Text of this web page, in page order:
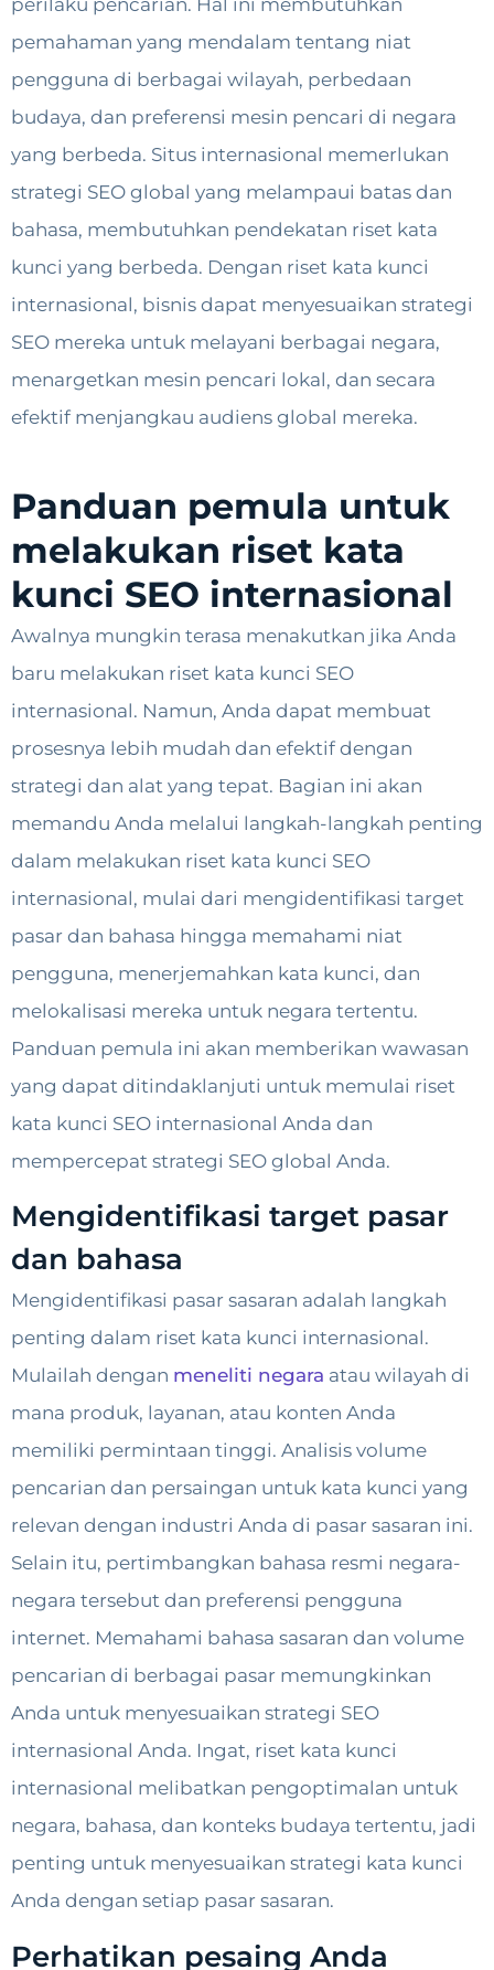
pemahaman yang mendalam tentang niat
pengguna di berbagai wilayah, perbedaan
budaya, dan preferensi mesin pencari di negara
yang berbeda. Situs internasional memerlukan
strategi SEO global yang melampaui batas dan
bahasa, membutuhkan pendekatan riset kata
kunci yang berbeda. Dengan riset kata kunci
internasional, bisnis dapat menyesuaikan strategi
SEO mereka untuk melayani berbagai negara,
menargetkan mesin pencari lokal, dan secara
efektif menjangkau audiens global mereka.
Panduan pemula untuk
melakukan riset kata
kunci SEO internasional
Awalnya mungkin terasa menakutkan jika Anda
baru melakukan riset kata kunci SEO
internasional. Namun, Anda dapat membuat
prosesnya lebih mudah dan efektif dengan
strategi dan alat yang tepat. Bagian ini akan
memandu Anda melalui langkah-langkah penting
dalam melakukan riset kata kunci SEO
internasional, mulai dari mengidentifikasi target
pasar dan bahasa hingga memahami niat
pengguna, menerjemahkan kata kunci, dan
melokalisasi mereka untuk negara tertentu.
Panduan pemula ini akan memberikan wawasan
yang dapat ditindaklanjuti untuk memulai riset
kata kunci SEO internasional Anda dan
mempercepat strategi SEO global Anda.
Mengidentifikasi target pasar
dan bahasa
Mengidentifikasi pasar sasaran adalah langkah
penting dalam riset kata kunci internasional.
Mulailah dengan meneliti negara atau wilayah di
mana produk, layanan, atau konten Anda
memiliki permintaan tinggi. Analisis volume
pencarian dan persaingan untuk kata kunci yang
relevan dengan industri Anda di pasar sasaran ini.
Selain itu, pertimbangkan bahasa resmi negara-
negara tersebut dan preferensi pengguna
internet. Memahami bahasa sasaran dan volume
pencarian di berbagai pasar memungkinkan
Anda untuk menyesuaikan strategi SEO
internasional Anda. Ingat, riset kata kunci
internasional melibatkan pengoptimalan untuk
negara, bahasa, dan konteks budaya tertentu, jadi
penting untuk menyesuaikan strategi kata kunci
Anda dengan setiap pasar sasaran.
Perhatikan pesaing Anda